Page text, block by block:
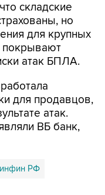
складские
но
для крупных
атак БПЛА.
для продавцов,
атак.
ВБ банк,
РФ